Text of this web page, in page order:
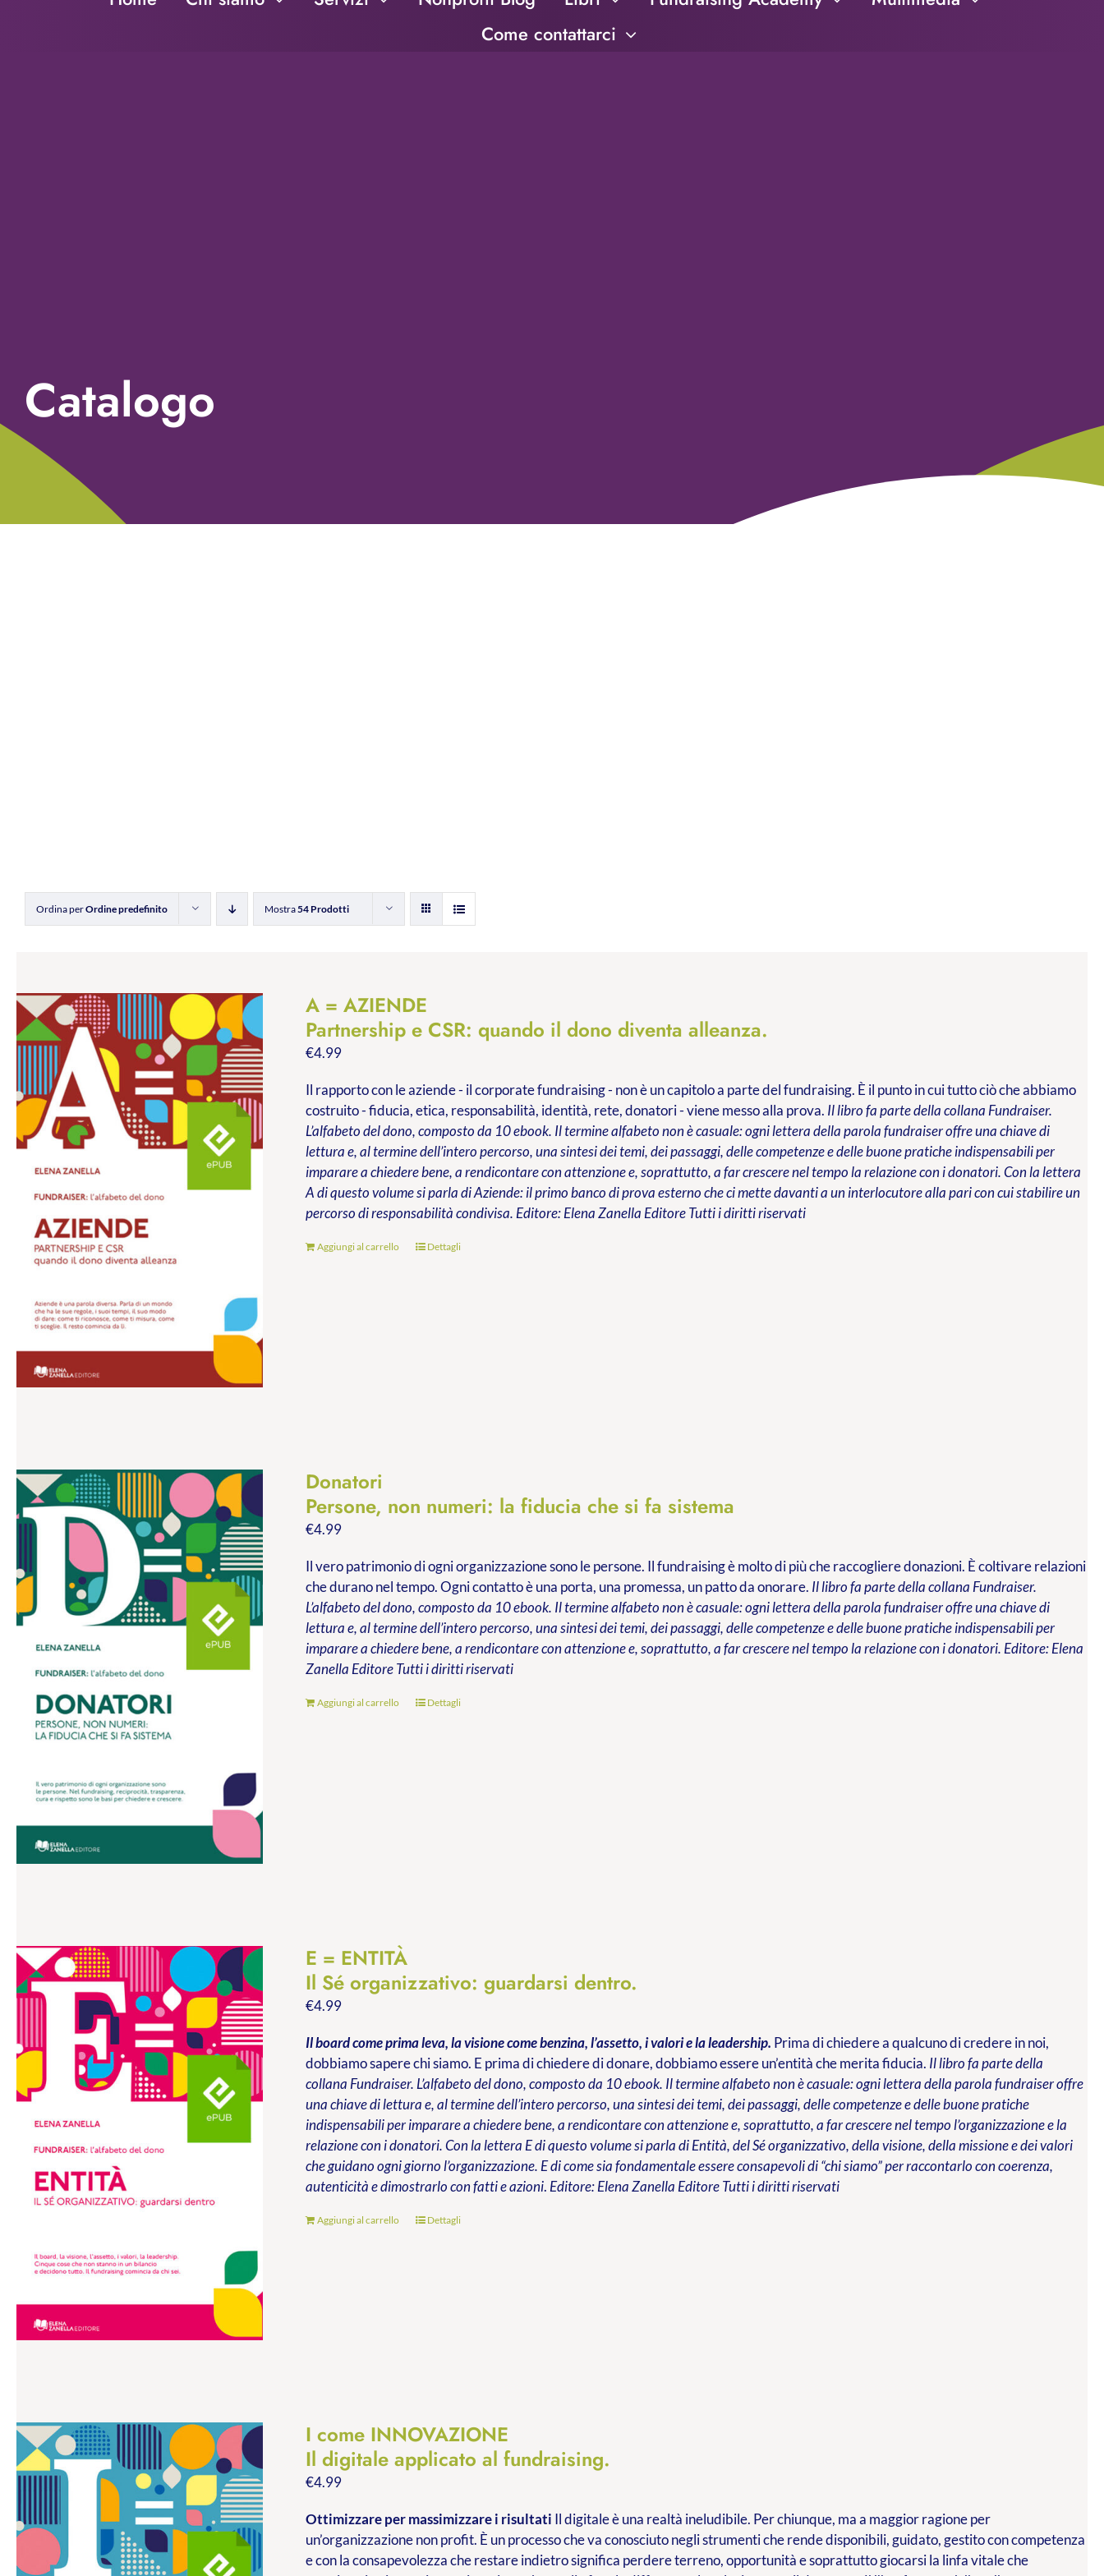
Come contattarci
Catalogo
Ordina perOrdine predefinito Mostra54 Prodotti
A = AZIENDE
Partnership e CSR: quando il dono diventa alleanza.
€4.99
Il rapporto con le aziende - il corporate fundraising - non è un capitolo a parte del fundraising. È il punto in cui tutto ciò che abbiamo
costruito - fiducia, etica, responsabilità, identità, rete, donatori - viene messo alla prova. Il libro fa parte della collana Fundraiser.
L’alfabeto del dono, composto da 10 ebook. Il termine alfabeto non è casuale: ogni lettera della parola fundraiser offre una chiave di
lettura e, al termine dell’intero percorso, una sintesi dei temi, dei passaggi, delle competenze e delle buone pratiche indispensabili per
imparare a chiedere bene, a rendicontare con attenzione e, soprattutto, a far crescere nel tempo la relazione con i donatori. Con la lettera
A di questo volume si parla di Aziende: il primo banco di prova esterno che ci mette davanti a un interlocutore alla pari con cui stabilire un
percorso di responsabilità condivisa. Editore: Elena Zanella EditoreTutti i diritti riservati
Aggiungi al carrello Dettagli
Donatori
Persone, non numeri: la fiducia che si fa sistema
€4.99
Il vero patrimonio di ogni organizzazione sono le persone. Il fundraising è molto di più che raccogliere donazioni. È coltivare relazioni
che durano nel tempo. Ogni contatto è una porta, una promessa, un patto da onorare. Il libro fa parte della collana Fundraiser.
L’alfabeto del dono, composto da 10 ebook. Il termine alfabeto non è casuale: ogni lettera della parola fundraiser offre una chiave di
lettura e, al termine dell’intero percorso, una sintesi dei temi, dei passaggi, delle competenze e delle buone pratiche indispensabili per
imparare a chiedere bene, a rendicontare con attenzione e, soprattutto, a far crescere nel tempo la relazione con i donatori. Editore: Elena
Zanella EditoreTutti i diritti riservati
Aggiungi al carrello Dettagli
E = ENTITÀ
Il Sé organizzativo: guardarsi dentro.
€4.99
Il board come prima leva, la visione come benzina, l’assetto, i valori e la leadership. Prima di chiedere a qualcuno di credere in noi,
dobbiamo sapere chi siamo. E prima di chiedere di donare, dobbiamo essere un’entità che merita fiducia. Il libro fa parte della
collana Fundraiser. L’alfabeto del dono, composto da 10 ebook. Il termine alfabeto non è casuale: ogni lettera della parola fundraiser offre
una chiave di lettura e, al termine dell’intero percorso, una sintesi dei temi, dei passaggi, delle competenze e delle buone pratiche
indispensabili per imparare a chiedere bene, a rendicontare con attenzione e, soprattutto, a far crescere nel tempo l’organizzazione e la
relazione con i donatori. Con la lettera E di questo volume si parla di Entità, del Sé organizzativo, della visione, della missione e dei valori
che guidano ogni giorno l’organizzazione. E di come sia fondamentale essere consapevoli di “chi siamo” per raccontarlo con coerenza,
autenticità e dimostrarlo con fatti e azioni. Editore: Elena Zanella EditoreTutti i diritti riservati
Aggiungi al carrello Dettagli
I come INNOVAZIONE
Il digitale applicato al fundraising.
€4.99
Ottimizzare per massimizzare i risultati Il digitale è una realtà ineludibile. Per chiunque, ma a maggior ragione per
un’organizzazione non profit. È un processo che va conosciuto negli strumenti che rende disponibili, guidato, gestito con competenza
e con la consapevolezza che restare indietro significa perdere terreno, opportunità e soprattutto giocarsi la linfa vitale che